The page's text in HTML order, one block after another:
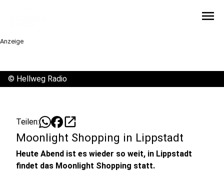
menu
Anzeige
© Hellweg Radio
Teilen: open_in_new
Moonlight Shopping in Lippstadt
Heute Abend ist es wieder so weit, in Lippstadt
findet das Moonlight Shopping statt.